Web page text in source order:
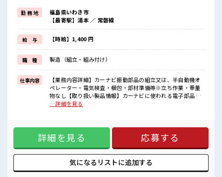
≪動きやすい制服アリ≫
制服があるので、
毎日の服装の悩み解消♪
≪未経験OKの仕事≫
新しいことにチャレンジするのは不安だけど、
しっかり働く環境が整っています！
イチからスキルUP・ステップUP目指していきましょう！
≪自分に向いている仕事が探せる≫
困った事などがあれば、
担当がしっかりサポートします！
■職場の雰囲気
一息つける休憩スペースもあります！
ピタっと定時退社！
残業は基本ナシ♪
勤 務 地
福島県いわき市
【最寄駅】湯本 ／ 常磐線
給 与 【時給】1,400 円
職 種 製造（組立・組み付け）
仕事内容
【業務内容詳細】カーナビ振動部品の組立又は、半自動機オ
ペレーター・電気検査・梱包・部材準備等※立ち作業・重量
物なし【取り扱い製品情報】カーナビに使われる電子部品 ■
お仕事PR ≪残業基本なし≫ 自分の時間をしっかり確保でき
で、 毎日の服装の悩み解消♪ ≪未経験OKの仕事≫ 新しいこ
とにチャレンジするのは不安だけど、 しっかり働く環境が整
っています！ イチからスキルUP・ステップUP目指していき
ましょう！ ≪自分に向いている仕事が探せる≫ 困った事など
があれば、 担当がしっかりサポートします！ ■職場の雰囲気
一息つける休憩スペースもあります！ ロッカーあり！ 安心し
…詳細を見る
詳細を見る 応募する
気になるリストに追加する